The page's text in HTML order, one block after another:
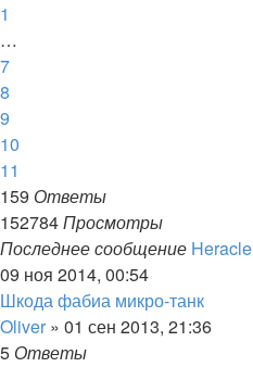
1
…
7
8
9
10
11
159 Ответы
152784Просмотры
Последнее сообщение Heracle
09 ноя 2014, 00:54
Шкода фабиа микро-танк
Oliver » 01 сен 2013, 21:36
5 Ответы